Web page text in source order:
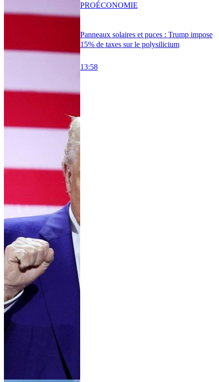
Panneaux solaires et puces : Trump impose
15% de taxes sur le polysilicium
13:58
PROÉCONOMIE